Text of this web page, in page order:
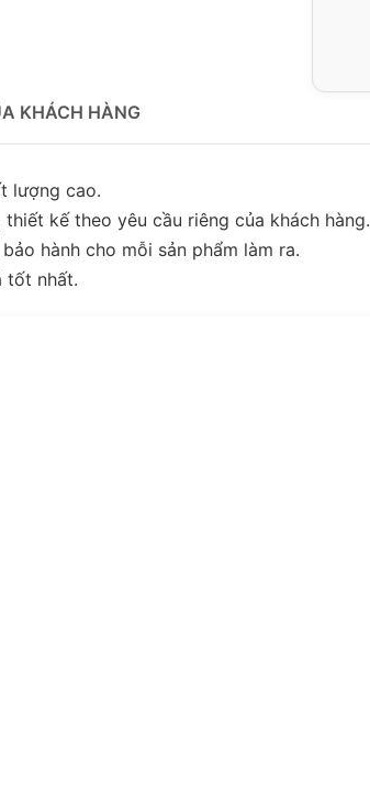
KHÁCH HÀNG
lượng cao.
kế theo yêu cầu riêng của khách hàng.
hành cho mỗi sản phẩm làm ra.
tốt nhất.